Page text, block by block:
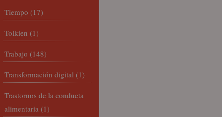
Tiempo (17)
Tolkien (1)
Trabajo (148)
Transformación digital (1)
Trastornos de la conducta
alimentaria (1)